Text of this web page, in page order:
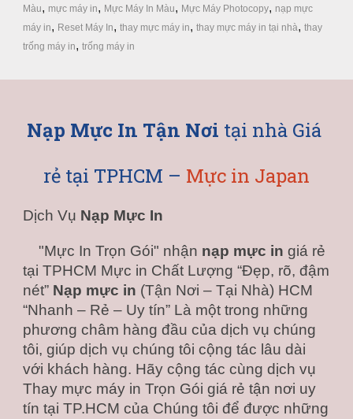
Màu, mực máy in, Mực Máy In Màu, Mực Máy Photocopy, nạp mực
máy in, Reset Máy In, thay mực máy in, thay mực máy in tại nhà, thay
trống máy in, trống máy in
Nạp Mực In Tận Nơi tại nhà Giá
rẻ tại TPHCM – Mực in Japan
Dịch Vụ Nạp Mực In
"Mực In Trọn Gói" nhận nạp mực in giá rẻ
tại TPHCM Mực in Chất Lượng “Đẹp, rõ, đậm
nét” Nạp mực in (Tận Nơi – Tại Nhà) HCM
“Nhanh – Rẻ – Uy tín” Là một trong những
phương châm hàng đầu của dịch vụ chúng
tôi, giúp dịch vụ chúng tôi cộng tác lâu dài
với khách hàng. Hãy cộng tác cùng dịch vụ
Thay mực máy in Trọn Gói giá rẻ tận nơi uy
tín tại TP.HCM của Chúng tôi để được những